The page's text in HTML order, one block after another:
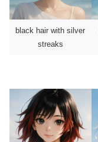
black hair with silver
streaks